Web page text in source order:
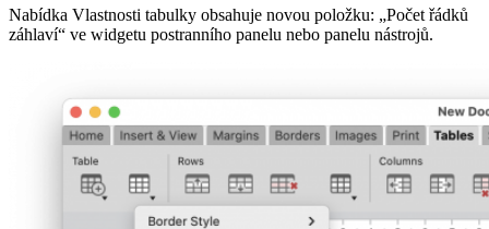
Nabídka Vlastnosti tabulky obsahuje novou položku: „Počet řádků
záhlaví“ ve widgetu postranního panelu nebo panelu nástrojů.